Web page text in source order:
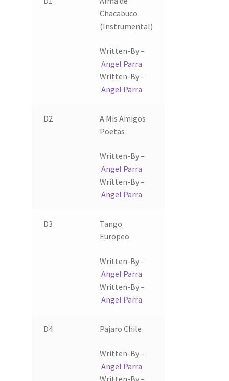
Chacabuco
(Instrumental)
Written-By –
Angel Parra
Written-By –
Angel Parra
D2
A Mis Amigos
Poetas
Written-By –
Angel Parra
Written-By –
Angel Parra
D3
Tango
Europeo
Written-By –
Angel Parra
Written-By –
Angel Parra
D4 Pajaro Chile
Written-By –
Angel Parra
Written-By –